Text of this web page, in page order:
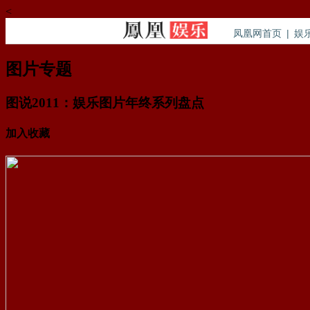
<
凤凰网首页 | 娱
图片专题
图说2011：娱乐图片年终系列盘点
加入收藏